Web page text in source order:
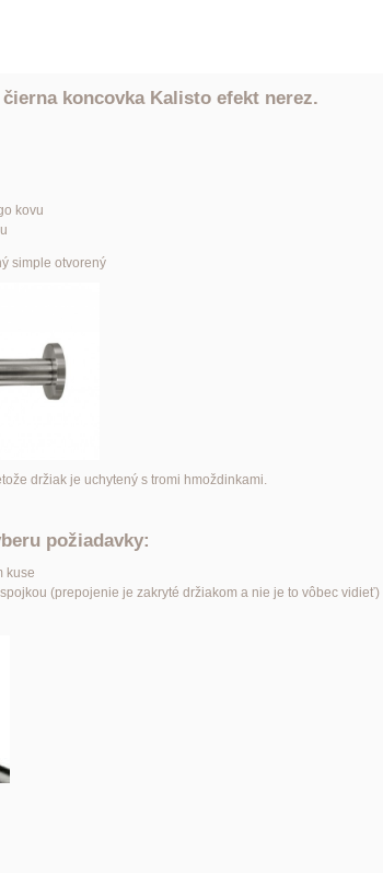
koncovka Kalisto efekt nerez.
kovu
simple otvorený
držiak je uchytený s tromi hmoždinkami.
požiadavky:
kuse
(prepojenie je zakryté držiakom a nie je to vôbec vidieť)